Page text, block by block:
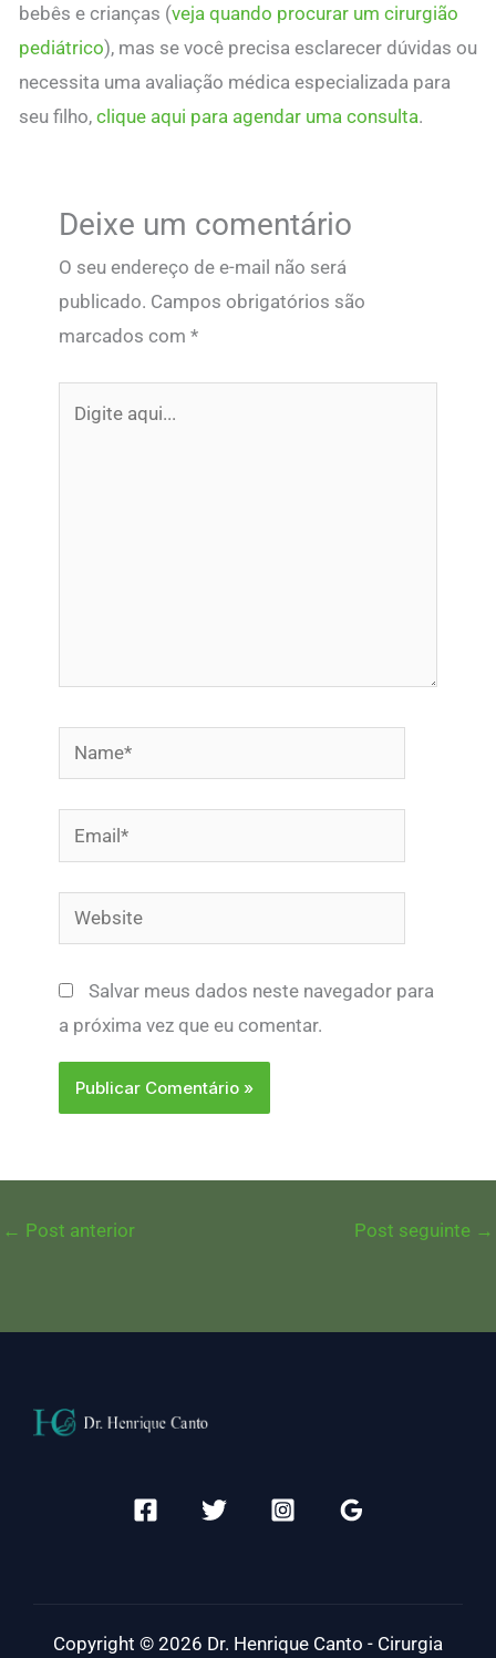
bebês e crianças (veja quando procurar um cirurgião
pediátrico), mas se você precisa esclarecer dúvidas ou
necessita uma avaliação médica especializada para
seu filho, clique aqui para agendar uma consulta.
Deixe um comentário
O seu endereço de e-mail não será
publicado. Campos obrigatórios são
marcados com*
Name*
Email*
Website
Salvar meus dados neste navegador para
a próxima vez que eu comentar.
← Post anterior Post seguinte →
Copyright © 2026 Dr. Henrique Canto - Cirurgia